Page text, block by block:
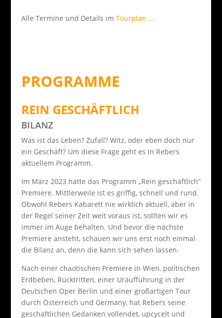
Alle Termine und Details im Tourplan …
PROGRAMME
REIN GESCHÄFTLICH
BILANZ
Was ist das Leben? Zufall? Witz, oder eben doch nur
ein Geschäft? Um diese Frage geht es in Rebers
aktuellem Programm.
Im März 2023 hatte das Programm „Rein geschäftlich”
Premiere. Mittlerweile ist es griffig, schnell und rund.
Obwohl Rebers Kabarett nie wirklich aktuell, aber in
der Regel seiner Zeit weit voraus ist, sollten wir es
immer im Auge behalten. Und bevor die nächste
Premiere ansteht, schauen wir uns erst noch einmal
die Bilanz an, denn die kann sich sehen lassen.
Nach einer chaotischen Premiere in Wien, politischen
Erdbeben, Rücktritten, einer Uraufführung in der
Deutschen Oper Berlin und einer großartigen Tour
durch Österreich und Germany, hat Rebers seine
geschäftlichen Gedanken vollendet, upcycelt und